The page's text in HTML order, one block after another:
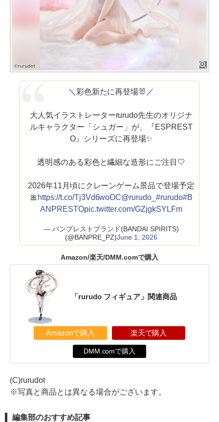
＼彩色新たに再登場🐰／
大人気イラストレーターrurudo先生のオリジナ
ルキャラクター「シュガー」が、『ESPREST
O』シリーズに再登場✨
透明感のある彩色と繊細な造形にご注目🤍
2026年11月頃にクレーンゲーム景品で登場予定
🎀 https://t.co/Tj3Vd6woOC@rurudo_#rurudo#B
ANPRESTOpic.twitter.com/GZjgkSYLFm
— バンプレストブランド(BANDAI SPIRITS)
(@BANPRE_PZ)June 1, 2026
Amazon/楽天/DMM.comで購入
「rurudo フィギュア」関連商品
Amazonで購入 楽天で購入
DMM.comで購入
(C)rurudot
※写真と商品とは異なる場合がございます。
編集部のおすすめ記事